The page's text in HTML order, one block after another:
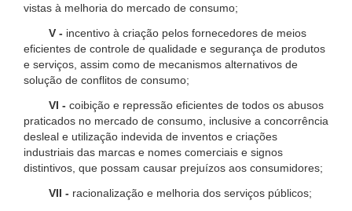
vistas à melhoria do mercado de consumo;
V - incentivo à criação pelos fornecedores de meios
eficientes de controle de qualidade e segurança de produtos
e serviços, assim como de mecanismos alternativos de
solução de conflitos de consumo;
VI - coibição e repressão eficientes de todos os abusos
praticados no mercado de consumo, inclusive a concorrência
desleal e utilização indevida de inventos e criações
industriais das marcas e nomes comerciais e signos
distintivos, que possam causar prejuízos aos consumidores;
VII - racionalização e melhoria dos serviços públicos;